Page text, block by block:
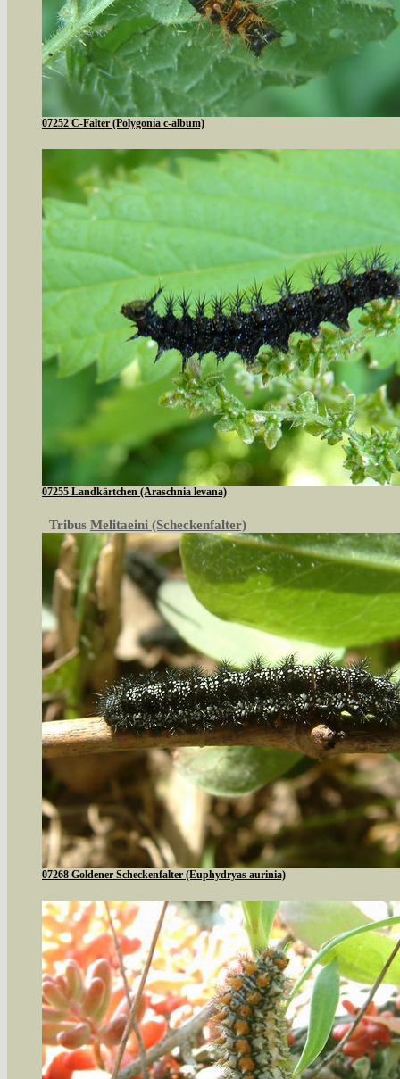
07252 C-Falter (Polygonia c-album)
07255 Landkärtchen (Araschnia levana)
Tribus Melitaeini (Scheckenfalter)
07268 Goldener Scheckenfalter (Euphydryas aurinia)